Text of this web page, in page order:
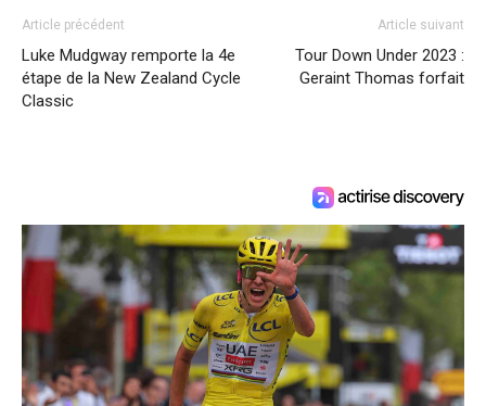
Article précédent
Luke Mudgway remporte la 4e
étape de la New Zealand Cycle
Classic
Article suivant
Tour Down Under 2023 :
Geraint Thomas forfait